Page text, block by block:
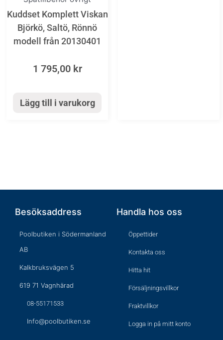
Kuddset Komplett Viskan
Björkö, Saltö, Rönnö
modell från 20130401
1 795,00 kr
Lägg till i varukorg
Besöksaddress
Poolbutiken i Södermanland
AB
Kalkbruksvägen 5
619 71 Vagnhärad
08-55171533
Info@poolbutiken.se
Handla hos oss
Öppettider
Kontakta oss
Hitta hit
Försäljningsvillkor
Fraktvillkor
Logga in på mitt konto